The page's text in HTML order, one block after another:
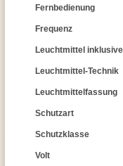
Fernbedienung
Frequenz
Leuchtmittel
Leuchtmittel-Technik
Leuchtmittelfassung
Schutzart
Schutzklasse
Volt